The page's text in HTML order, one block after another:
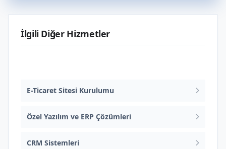
İlgili Diğer Hizmetler
E-Ticaret Sitesi Kurulumu
Özel Yazılım ve ERP Çözümleri
CRM Sistemleri